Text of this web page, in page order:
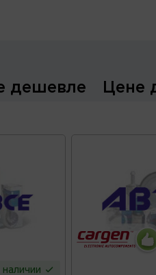
дешевле Цене
наличии